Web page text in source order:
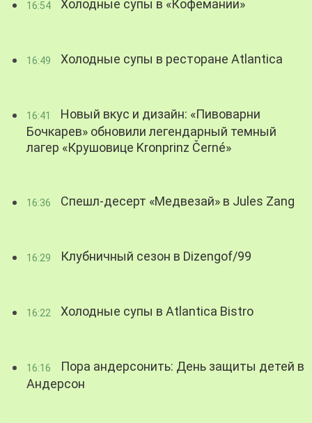
16:54 Холодные супы в «Кофемании»
16:49 Холодные супы в ресторане Atlantica
16:41
Новый вкус и дизайн: «Пивоварни
Бочкарев» обновили легендарный темный
лагер «Крушовице Kronprinz Černé»
16:36 Спешл-десерт «Медвезай» в Jules Zang
16:29 Клубничный сезон в Dizengof/99
16:22 Холодные супы в Atlantica Bistro
16:16
Пора андерсонить: День защиты детей в
Андерсон